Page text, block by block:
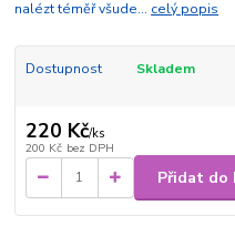
nalézt téměř všude... celý popis
Dostupnost Skladem
220 Kč/ks
200 Kč bez DPH
Přidat do